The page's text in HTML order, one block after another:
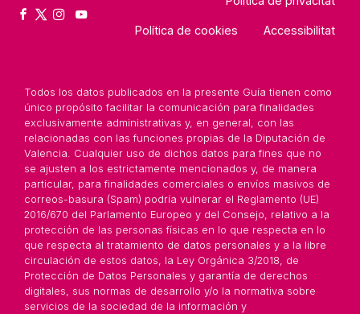
Política de cookies Accessibilitat
Todos los datos publicados en la presente Guía tienen como
único propósito facilitar la comunicación para finalidades
exclusivamente administrativas y, en general, con las
relacionadas con las funciones propias de la Diputación de
Valencia. Cualquier uso de dichos datos para fines que no
se ajusten a los estrictamente mencionados y, de manera
particular, para finalidades comerciales o envíos masivos de
correos-basura (Spam) podría vulnerar el Reglamento (UE)
2016/670 del Parlamento Europeo y del Consejo, relativo a la
protección de las personas físicas en lo que respecta en lo
que respecta al tratamiento de datos personales y a la libre
circulación de estos datos, la Ley Orgánica 3/2018, de
Protección de Datos Personales y garantía de derechos
digitales, sus normas de desarrollo y/o la normativa sobre
servicios de la sociedad de la información y